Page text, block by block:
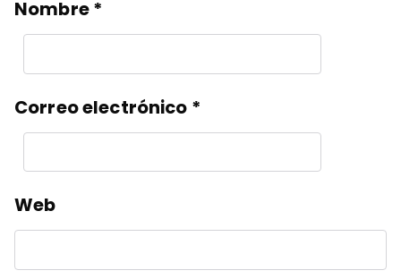
Nombre*
Correo electrónico *
Web